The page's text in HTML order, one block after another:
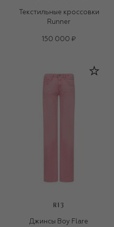
Текстильные кроссовки
Runner
150 000 ₽
R13
Джинсы Boy Flare